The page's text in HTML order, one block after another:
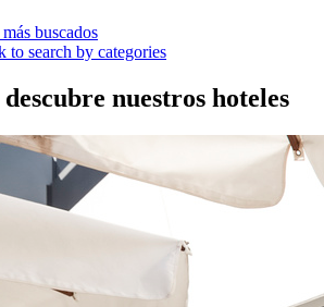
buscados
to search by categories
nuestros hoteles